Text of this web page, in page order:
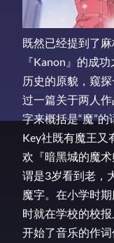
既然已经提到了
『Kanon』的成
历史的原貌，窥
过一篇关于两人
字来概括是“魔”
Key社既有魔王又
欢『暗黑城的魔
谓是3岁看到老，
魔字。在小学时
时就在学校的校
开始了音乐的作